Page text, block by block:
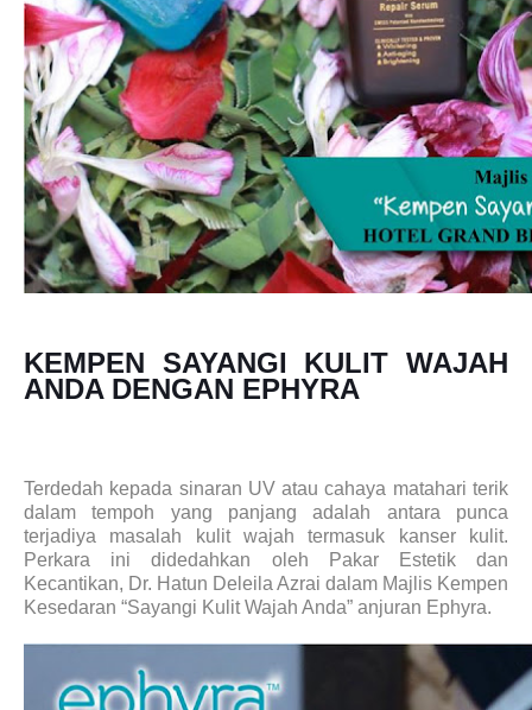
KEMPEN SAYANGI KULIT WAJAH
ANDA DENGAN EPHYRA
Terdedah kepada sinaran UV atau cahaya matahari terik
dalam tempoh yang panjang adalah antara punca
terjadiya masalah kulit wajah termasuk kanser kulit.
Perkara ini didedahkan oleh Pakar Estetik dan
Kecantikan, Dr. Hatun Deleila Azrai dalam Majlis Kempen
Kesedaran “Sayangi Kulit Wajah Anda” anjuran Ephyra.